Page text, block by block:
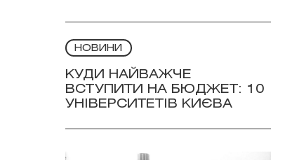
НОВИНИ
КУДИ НАЙВАЖЧЕ
ВСТУПИТИ НА БЮДЖЕТ: 10
УНІВЕРСИТЕТІВ КИЄВА